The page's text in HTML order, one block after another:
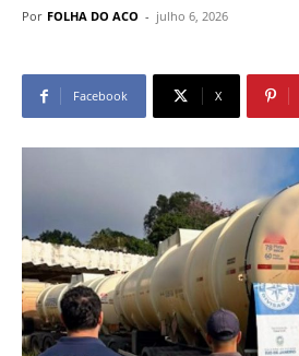
Por FOLHA DO ACO - julho 6, 2026
Facebook X